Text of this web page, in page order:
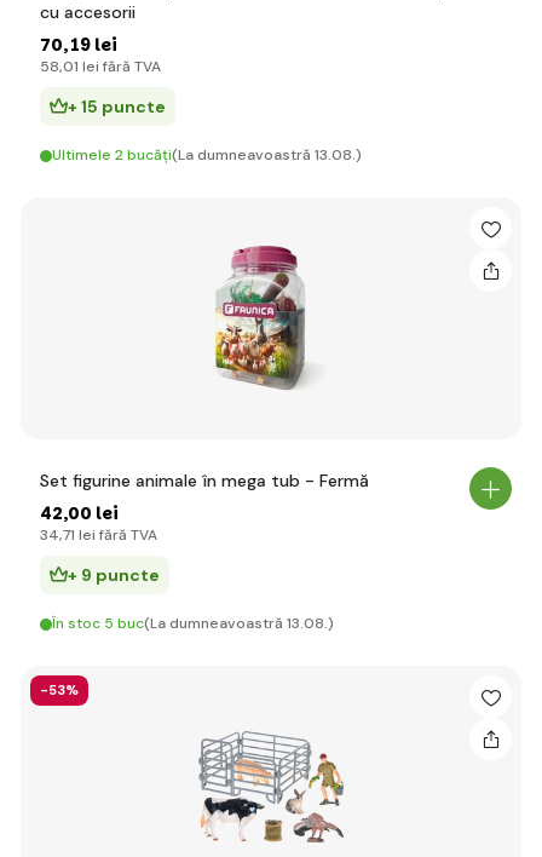
cu accesorii
70,19 lei
58,01 lei fără TVA
+ 15 puncte
Ultimele 2 bucăți(La dumneavoastră 13.08.)
Set figurine animale în mega tub - Fermă
42,00 lei
34,71 lei fără TVA
+ 9 puncte
În stoc 5 buc(La dumneavoastră 13.08.)
-53%